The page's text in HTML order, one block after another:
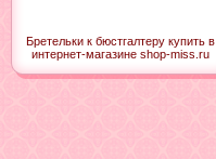
Бретельки к бюстгалтеру купить в
интернет-магазине shop-miss.ru